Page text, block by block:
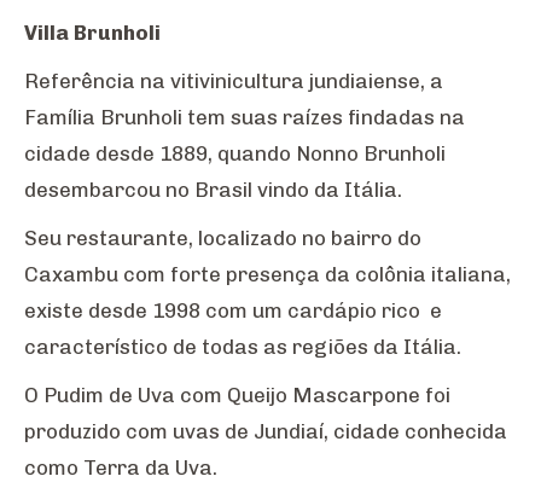
Villa Brunholi
Referência na vitivinicultura jundiaiense, a
Família Brunholi tem suas raízes findadas na
cidade desde 1889, quando Nonno Brunholi
desembarcou no Brasil vindo da Itália.
Seu restaurante, localizado no bairro do
Caxambu com forte presença da colônia italiana,
existe desde 1998 com um cardápio rico e
característico de todas as regiões da Itália.
O Pudim de Uva com Queijo Mascarpone foi
produzido com uvas de Jundiaí, cidade conhecida
como Terra da Uva.